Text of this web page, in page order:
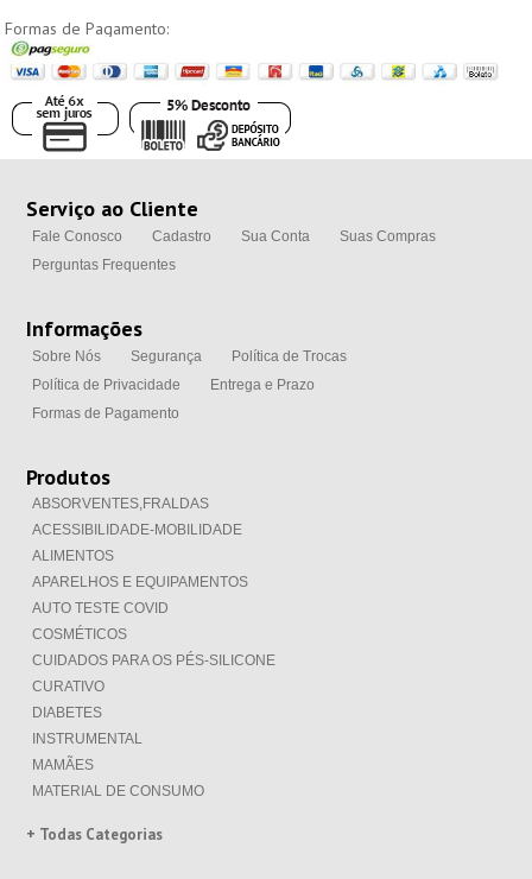
Formas de Pagamento:
Serviço ao Cliente
Fale Conosco Cadastro Sua Conta
Suas Compras
Perguntas Frequentes
Informações
Sobre Nós Segurança
Política de Trocas
Política de Privacidade
Entrega e Prazo
Formas de Pagamento
Produtos
ABSORVENTES,FRALDAS
ACESSIBILIDADE-MOBILIDADE
ALIMENTOS
APARELHOS E EQUIPAMENTOS
AUTO TESTE COVID
COSMÉTICOS
CUIDADOS PARA OS PÉS-SILICONE
CURATIVO
DIABETES
INSTRUMENTAL
MAMÃES
MATERIAL DE CONSUMO
+ Todas Categorias